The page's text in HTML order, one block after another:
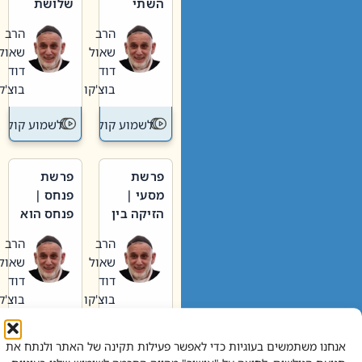
אנחנו משתמשים בעוגיות כדי לאפשר פעילות תקינה של האתר ולנתח את
וערב של
חיינו
הרב
שאול
דוד
בוצ'קו
לשמוע קול תורה – מדרש
האבות
הרב
שאול
דוד
בוצ'קו
לשמוע קול
פרשת
מסעי |
הזיקה בין
הגדול לעם הרב
שאול
דוד
בוצ'קו
לשמוע קול תורה – מדרש
פרשת
פנחס |
פנחס הוא
אליהו: בין
קנאות
הורסת
לקנאות
בונה
הרב
שאול
דוד
בוצ'קו
לשמוע קול